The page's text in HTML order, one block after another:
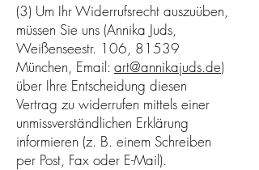
(3) Um Ihr Widerrufsrecht auszuüben,
müssen Sie uns (Annika Juds,
Weißenseestr. 106, 81539
München, Email: art@annikajuds.de)
über Ihre Entscheidung diesen
Vertrag zu widerrufen mittels einer
unmissverständlichen Erklärung
informieren (z. B. einem Schreiben
per Post, Fax oder E-Mail).